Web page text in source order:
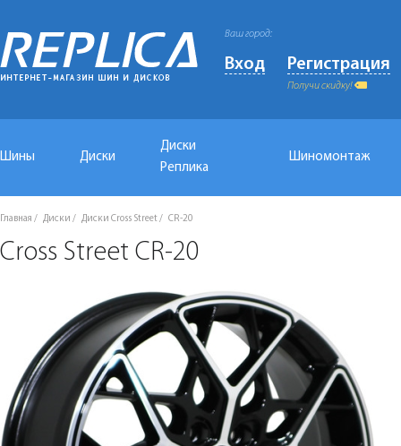
Ваш город:
Вход Регистрация
Получи скидку!
Шины Диски
Диски
Реплика
Шиномонтаж
Главная Диски Диски Cross Street CR-20
Cross Street CR-20